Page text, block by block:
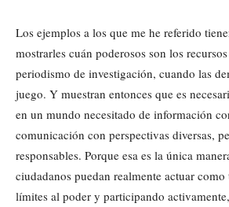
Los ejemplos a los que me he referido
mostrarles cuán poderosos son los
periodismo de investigación, cuando las
juego. Y muestran entonces que es
en un mundo necesitado de información
comunicación con perspectivas diversas,
responsables. Porque esa es la única
ciudadanos puedan realmente actuar
límites al poder y participando